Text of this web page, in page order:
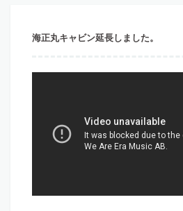
海正丸キャビン延長しました。